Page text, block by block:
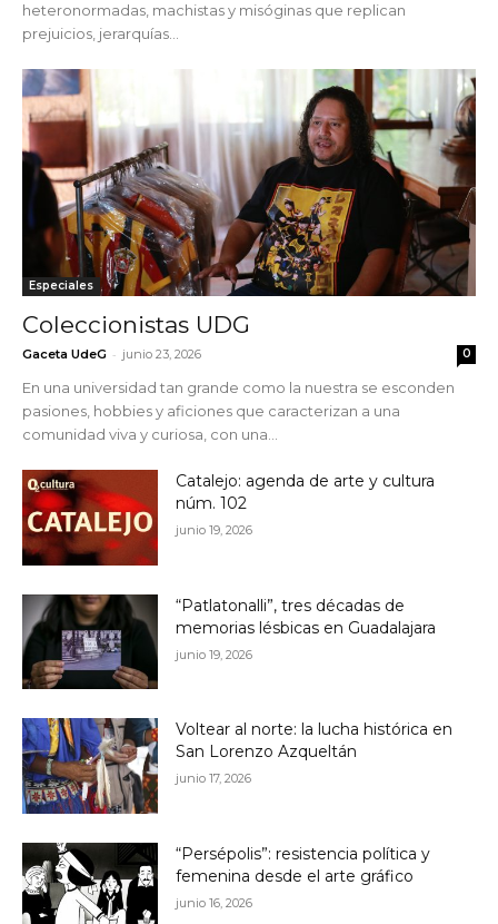
heteronormadas, machistas y misóginas que replican
prejuicios, jerarquías...
Especiales
Coleccionistas UDG
Gaceta UdeG - junio 23, 2026 0
En una universidad tan grande como la nuestra se esconden
pasiones, hobbies y aficiones que caracterizan a una
comunidad viva y curiosa, con una...
Catalejo: agenda de arte y cultura
núm. 102
junio 19, 2026
“Patlatonalli”, tres décadas de
memorias lésbicas en Guadalajara
junio 19, 2026
Voltear al norte: la lucha histórica en
San Lorenzo Azqueltán
junio 17, 2026
“Persépolis”: resistencia política y
femenina desde el arte gráfico
junio 16, 2026